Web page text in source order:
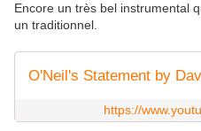
Encore un très bel instrumental
un traditionnel.
O'Neil's Statement by
https://